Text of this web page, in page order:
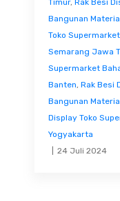
Timur, Rak Besi
Bangunan
Toko
Semarang Jawa
Supermarket
Banten, Rak Besi
Bangunan
Display Toko
Yogyakarta
24 Juli 2024